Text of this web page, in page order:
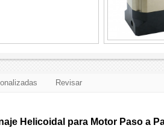
Revisar
Helicoidal para Motor Paso a